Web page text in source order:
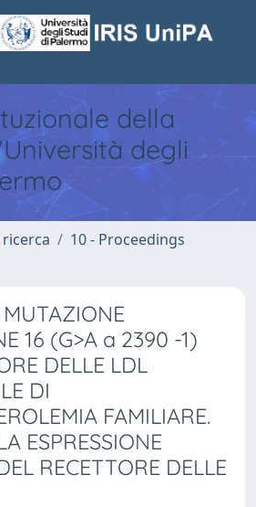
della
degli
10 - Proceedings
16 (G>A a 2390 -1)
DELLE LDL
DI
FAMILIARE.
ESPRESSIONE
RECETTORE DELLE